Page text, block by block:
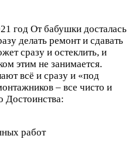
год От бабушки досталась
делать ремонт и сдавать
сразу и остеклить, и
этим не занимается.
всё и сразу и «под
– все чисто и
Достоинства:
работ